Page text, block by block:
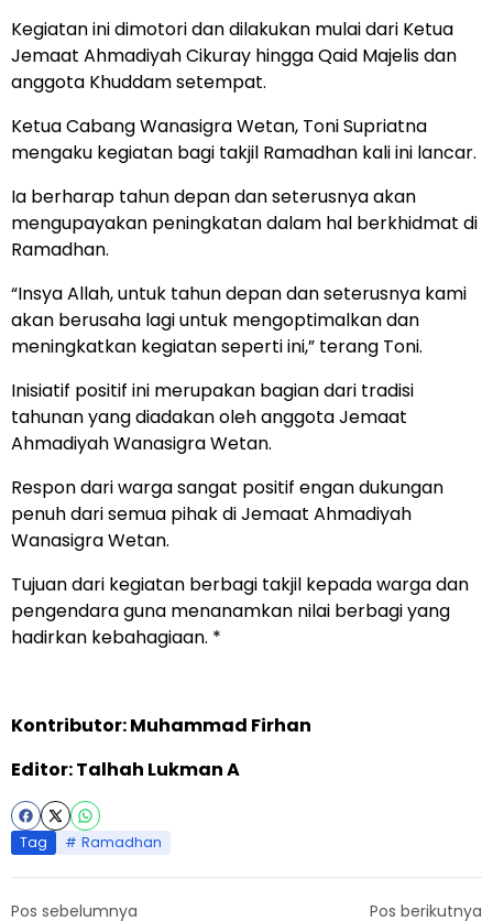
Kegiatan ini dimotori dan dilakukan mulai dari Ketua
Jemaat Ahmadiyah Cikuray hingga Qaid Majelis dan
anggota Khuddam setempat.
Ketua Cabang Wanasigra Wetan, Toni Supriatna
mengaku kegiatan bagi takjil Ramadhan kali ini lancar.
Ia berharap tahun depan dan seterusnya akan
mengupayakan peningkatan dalam hal berkhidmat di
Ramadhan.
“Insya Allah, untuk tahun depan dan seterusnya kami
akan berusaha lagi untuk mengoptimalkan dan
meningkatkan kegiatan seperti ini,” terang Toni.
Inisiatif positif ini merupakan bagian dari tradisi
tahunan yang diadakan oleh anggota Jemaat
Ahmadiyah Wanasigra Wetan.
Respon dari warga sangat positif engan dukungan
penuh dari semua pihak di Jemaat Ahmadiyah
Wanasigra Wetan.
Tujuan dari kegiatan berbagi takjil kepada warga dan
pengendara guna menanamkan nilai berbagi yang
hadirkan kebahagiaan. *
Kontributor: Muhammad Firhan
Editor: Talhah Lukman A
Tag Ramadhan
Pos sebelumnya Pos berikutnya